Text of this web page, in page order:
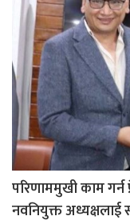
परिणाममुखी काम गर्न
नवनियुक्त अध्यक्षलाई